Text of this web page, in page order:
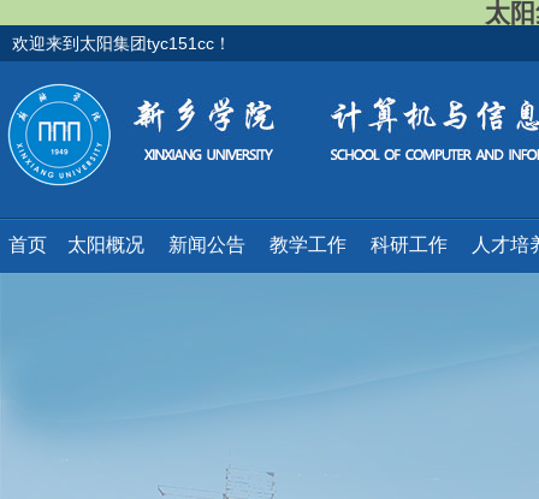
太
欢迎来到太阳集团tyc151cc！
首页 太阳概况 新闻公告 教学工作 科研工作 人才培